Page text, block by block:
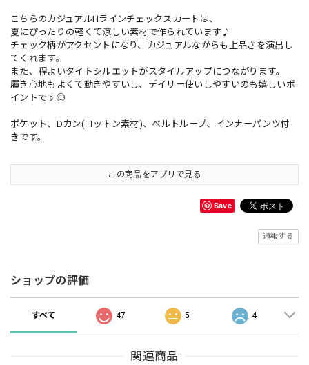
こちらのカジュアルHラインチェックスカートは、
夏にぴったりの軽くて涼しい素材で作られています♪
チェック柄がアクセントになり、カジュアルながらも上品さを演出し
てくれます。
また、程よいタイトシルエットがスタイルアップにつながります。
履き心地もよくて動きやすいし、デイリー使いしやすいのも嬉しいポ
イントです◎
ポケット、Dカン(コットン素材)、ベルトループ、インナーパンツ付
きです。
この商品をアプリで見る
Save
通報する
ショップの評価
すべて 47 5 4
関連商品